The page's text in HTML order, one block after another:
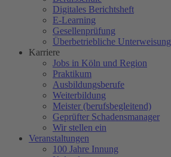
Digitales Berichtsheft
E-Learning
Gesellenprüfung
Überbetriebliche Unterweisung
Karriere
Jobs in Köln und Region
Praktikum
Ausbildungsberufe
Weiterbildung
Meister (berufsbegleitend)
Geprüfter Schadensmanager
Wir stellen ein
Veranstaltungen
100 Jahre Innung